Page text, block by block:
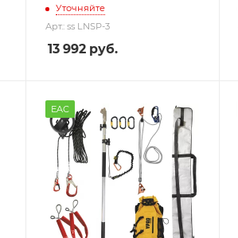
Уточняйте
Арт.: ss LNSP-3
13 992 руб.
EAC